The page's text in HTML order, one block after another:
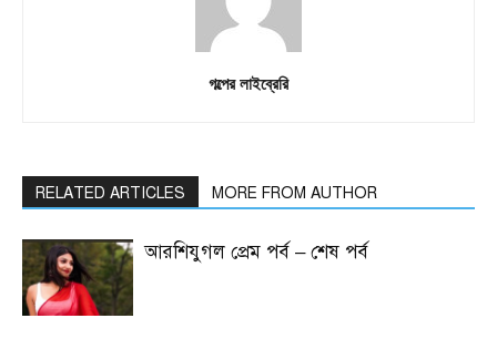
গল্পের লাইব্রেরি
RELATED ARTICLES MORE FROM AUTHOR
আরশিযুগল প্রেম পর্ব – শেষ পর্ব